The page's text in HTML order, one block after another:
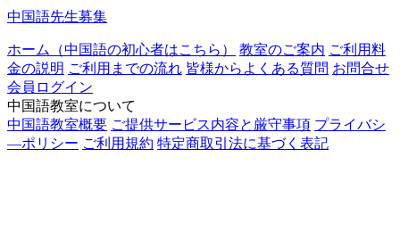
中国語先生募集
ホーム（中国語の初心者はこちら） 教室のご案内 ご利用料
金の説明 ご利用までの流れ 皆様からよくある質問 お問合せ
会員ログイン
中国語教室について
中国語教室概要 ご提供サービス内容と厳守事項 プライバシ
―ポリシー ご利用規約 特定商取引法に基づく表記